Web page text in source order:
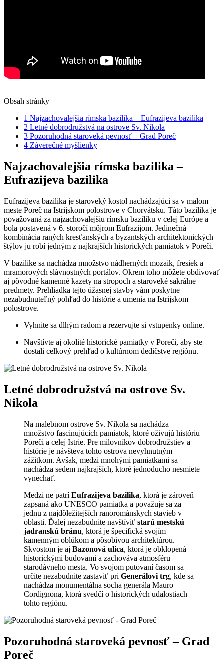
Obsah stránky
1 Najzachovalejšia​ rímska bazilika – Eufrazijeva bazilika
2 Letné dobrodružstvá⁤ na ‌ostrove Sv. Nikola
3 Pozoruhodná staroveká ⁤pevnosť – ‌Grad Poreč
4 Záverečné myšlienky
Najzachovalejšia​ rímska bazilika –
Eufrazijeva bazilika
Eufrazijeva bazilika je staroveký ⁤kostol nachádzajúci sa v malom‍
meste Poreč na Istrijskom polostrove⁣ v Chorvátsku. Táto bazilika⁣ je
považovaná za najzachovalejšiu rímsku baziliku⁣ v celej Európe a ​
bola ⁤postavená v 6. storočí môjrom Eufrazijom. Jedinečná
kombinácia raných⁢ kresťanských ‌a ⁣byzantských architektonických
štýlov ju robí jedným ‍z najkrajších historických pamiatok v Poreči.
V‌ bazilike⁣ sa nachádza množstvo nádherných mozaik, fresiek a
mramorových slávnostných portálov.‍ Okrem toho môžete obdivovať​
aj ⁤pôvodné kamenné kazety ⁤na stropoch a staroveké sakrálne
predmety. Prehliadka tejto úžasnej stavby vám poskytne
⁢nezabudnuteľný ‍pohľad do histórie‍ a umenia ⁢na Istrijskom​
polostrove.
Vyhnite⁣ sa dlhým radom a rezervujte si‍ vstupenky online.
Navštívte aj okolité historické pamiatky v Poreči, aby ste
dostali celkový prehľad o kultúrnom ⁣dedičstve regiónu.
Letné dobrodružstvá⁤ na ‌ostrove Sv.
Nikola
Na malebnom ostrove‍ Sv. Nikola ‍sa nachádza
množstvo fascinujúcich​ pamiatok, ​ktoré oživujú históriu
Poreči a celej Istrie. Pre‌ milovníkov dobrodružstiev‌ a
histórie je návšteva⁤ tohto ostrova nevyhnutným
zážitkom. Avšak,‌ medzi mnohými​ pamiatkami ⁢sa
nachádza sedem najkrajších, ​ktoré⁤ jednoducho nesmiete
vynechať. ​
Medzi ⁢ne patrí‌Eufrazijeva bazilika, ktorá je zároveň⁤
zapsaná ako UNESCO pamiatka⁢ a považuje sa za
⁤jednu ⁤z najdôležitejších⁣ ranorománskych stavieb v
oblasti. Ďalej nezabudnite navštíviť starú mestskú
jadranskú bránu, ktorá je‌ špecifická svojím
kamenným oblúkom⁢ a pôsobivou architektúrou.
Skvostom je ‌aj‌ Bazonová ulica, ktorá⁤ je obklopená
historickými budovami ​a zachováva atmosféru
starodávneho ‌mesta. ‍Vo svojom‌ putovaní časom sa
⁤určite⁢ nezabudnite zastaviť ⁤pri Generálovi trg, kde sa
nachádza ‌monumentálna socha generála Mauro
Cordignona, ktorá⁣ svedčí o historických ‌udalostiach ​
tohto ⁤regiónu.
Pozoruhodná staroveká ⁤pevnosť – ‌Grad
Poreč